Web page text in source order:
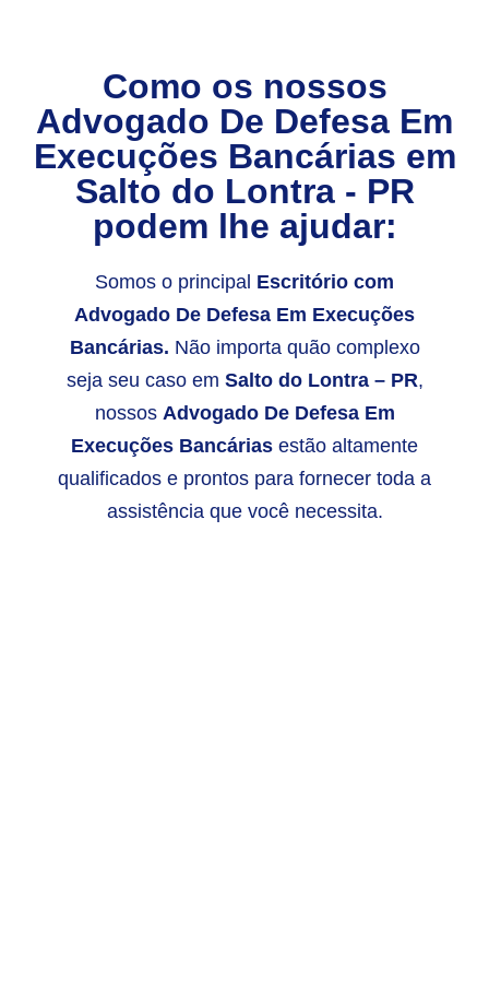
Como os nossos
Advogado De Defesa Em
Execuções Bancárias em
Salto do Lontra - PR
podem lhe ajudar:
Somos o principal Escritório com
Advogado De Defesa Em Execuções
Bancárias. Não importa quão complexo
seja seu caso em Salto do Lontra – PR,
nossos Advogado De Defesa Em
Execuções Bancárias estão altamente
qualificados e prontos para fornecer toda a
assistência que você necessita.